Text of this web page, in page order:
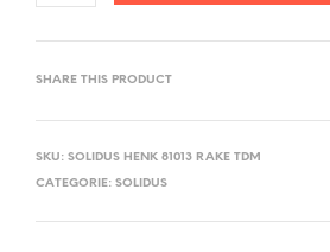
SHARE THIS PRODUCT
SKU: SOLIDUS HENK 81013 RAKE TDM
CATEGORIE: SOLIDUS